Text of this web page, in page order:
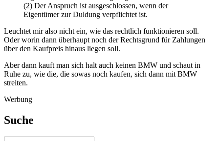
(2) Der Anspruch ist ausgeschlossen, wenn der
Eigentümer zur Duldung verpflichtet ist.
Leuchtet mir also nicht ein, wie das rechtlich funktionieren soll.
Oder worin dann überhaupt noch der Rechtsgrund für Zahlungen
über den Kaufpreis hinaus liegen soll.
Aber dann kauft man sich halt auch keinen BMW und schaut in
Ruhe zu, wie die, die sowas noch kaufen, sich dann mit BMW
streiten.
Werbung
Suche